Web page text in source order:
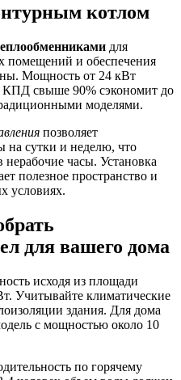
котлом
для
помещений и обеспечения
Мощность от 24 кВт
КПД свыше 90% сэкономит до
моделями.
позволяет
на сутки и неделю, что
часы. Установка
полезное пространство и
условиях.
для вашего дома
исходя из площади
Учитывайте климатические
здания. Для дома
с мощностью около 10
по горячему